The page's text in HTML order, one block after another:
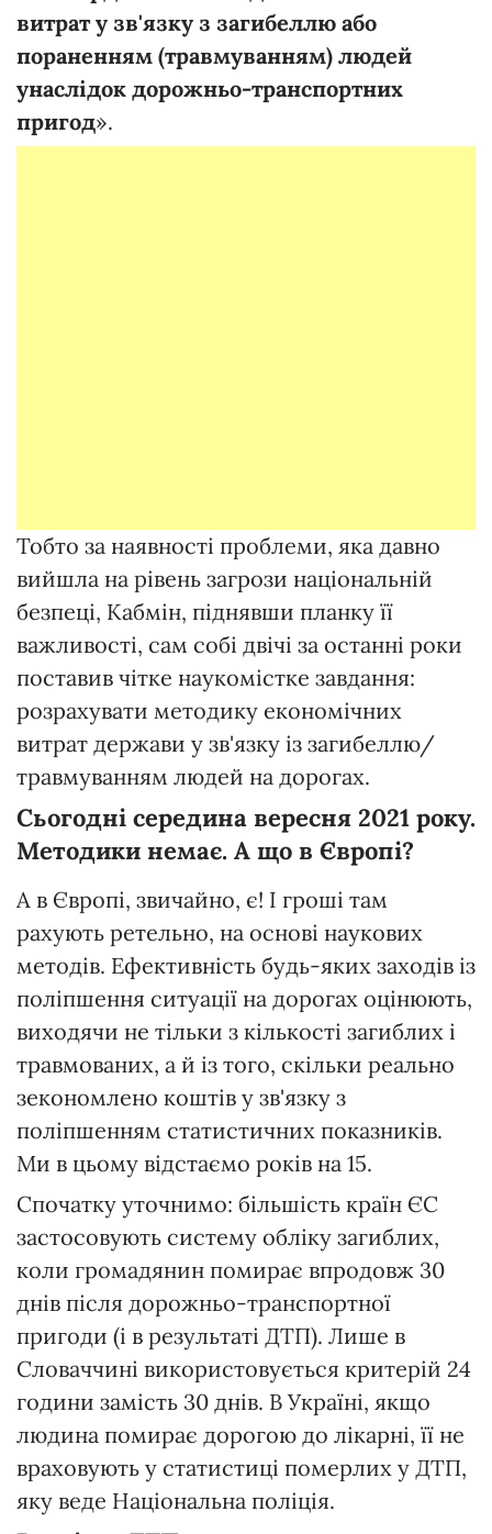
витрат у зв'язку з загибеллю або
пораненням (травмуванням) людей
унаслідок дорожньо-транспортних
пригод».
Тобто за наявності проблеми, яка давно
вийшла на рівень загрози національній
безпеці, Кабмін, піднявши планку її
важливості, сам собі двічі за останні роки
поставив чітке наукомістке завдання:
розрахувати методику економічних
витрат держави у зв'язку із загибеллю/
травмуванням людей на дорогах.
Сьогодні середина вересня 2021 року.
Методики немає. А що в Європі?
А в Європі, звичайно, є! І гроші там
рахують ретельно, на основі наукових
методів. Ефективність будь-яких заходів із
поліпшення ситуації на дорогах оцінюють,
виходячи не тільки з кількості загиблих і
травмованих, а й із того, скільки реально
зекономлено коштів у зв'язку з
поліпшенням статистичних показників.
Ми в цьому відстаємо років на 15.
Спочатку уточнимо: більшість країн ЄС
застосовують систему обліку загиблих,
коли громадянин помирає впродовж 30
днів після дорожньо-транспортної
пригоди (і в результаті ДТП). Лише в
Словаччині використовується критерій 24
години замість 30 днів. В Україні, якщо
людина помирає дорогою до лікарні, її не
враховують у статистиці померлих у ДТП,
яку веде Національна поліція.